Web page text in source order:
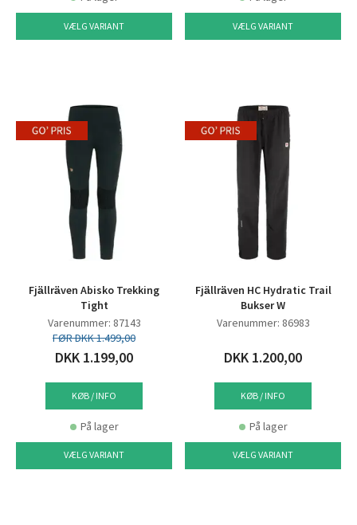
VÆLG VARIANT VÆLG VARIANT
Fjällräven Abisko Trekking
Tight
Varenummer: 87143
FØR DKK 1.499,00
DKK 1.199,00
KØB / INFO
På lager
VÆLG VARIANT
Fjällräven HC Hydratic Trail
Bukser W
Varenummer: 86983
DKK 1.200,00
KØB / INFO
På lager
VÆLG VARIANT